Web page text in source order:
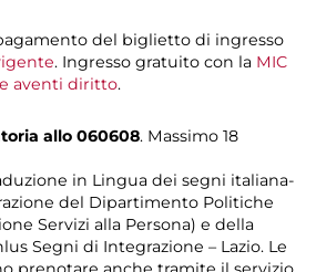
del biglietto di ingresso
. Ingresso gratuito con la MIC
aventi diritto.
allo 060608. Massimo 18
in Lingua dei segni italiana-
del Dipartimento Politiche
Servizi alla Persona) e della
Segni di Integrazione – Lazio. Le